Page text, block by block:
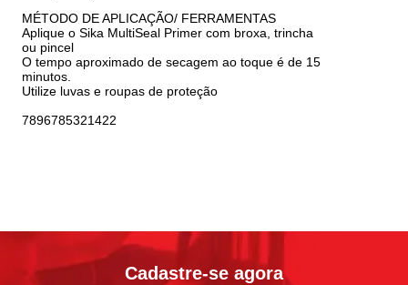
MÉTODO DE APLICAÇÃO/ FERRAMENTAS
Aplique o Sika MultiSeal Primer com broxa, trincha
ou pincel
O tempo aproximado de secagem ao toque é de 15
minutos.
Utilize luvas e roupas de proteção
7896785321422
Cadastre-se agora